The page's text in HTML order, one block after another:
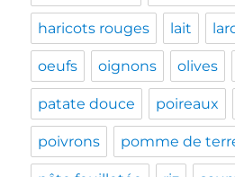
haricots rouges lait
oeufs oignons olives
patate douce poireaux
poivrons pomme de